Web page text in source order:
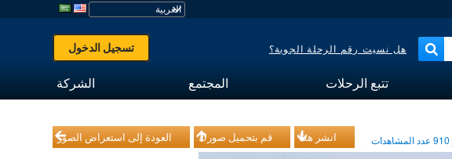
هل نسيت رقم الرحلة الجوية؟ تسجيل الدخول
تتبع الرحلات المجتمع الشركة
العودة إلى استعراض الصور قم بتحميل صورك انشر هذا 910عدد المشاهدات